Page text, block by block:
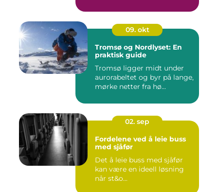
09. okt
Tromsø og Nordlyset: En
praktisk guide
Tromsø ligger midt under
aurorabeltet og byr på lange,
mørke netter fra hø...
02. sep
Fordelene ved å leie buss
med sjåfør
Det å leie buss med sjåfør
kan være en ideell løsning
når st&o...